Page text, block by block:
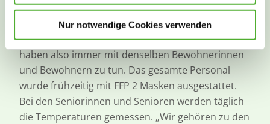
Nur notwendige Cookies verwenden
und sehr viel Herzblut und Engagement zeigen“,
sagt Lange. Seit Beginn der Pandemie sind die
Mitarbeitenden fest auf der jeweiligen Etage tätig,
haben also immer mit denselben Bewohnerinnen
und Bewohnern zu tun. Das gesamte Personal
wurde frühzeitig mit FFP 2 Masken ausgestattet.
Bei den Seniorinnen und Senioren werden täglich
die Temperaturen gemessen. „Wir gehören zu den